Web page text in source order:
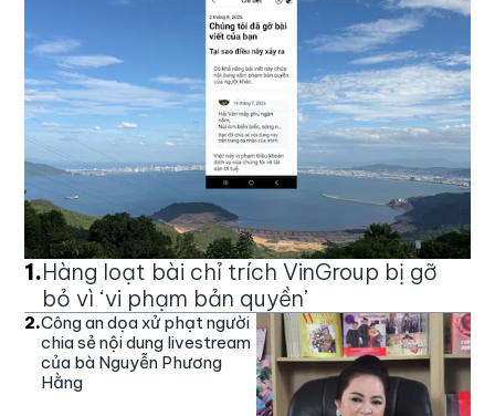
1.Hàng loạt bài chỉ trích VinGroup bị gỡ
bỏ vì ‘vi phạm bản quyền’
2.Công an dọa xử phạt người
chia sẻ nội dung livestream
của bà Nguyễn Phương
Hằng